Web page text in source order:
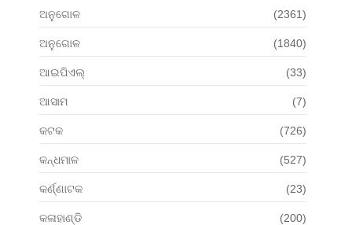
ଅନୁଗୋଳ (2361)
ଅନୁଗୋଳ (1840)
ଆଇପିଏଲ୍ (33)
ଆସାମ (7)
କଟକ (726)
କନ୍ଧମାଳ (527)
କର୍ଣ୍ଣାଟକ (23)
କଳାହାଣ୍ଡି (200)